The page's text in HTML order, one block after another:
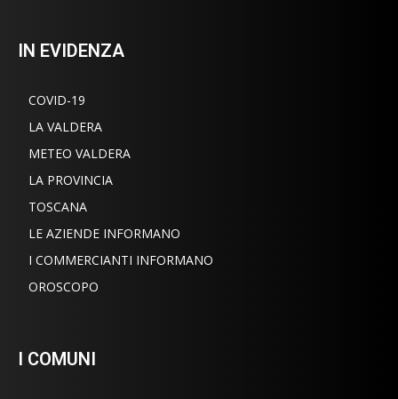
IN EVIDENZA
COVID-19
LA VALDERA
METEO VALDERA
LA PROVINCIA
TOSCANA
LE AZIENDE INFORMANO
I COMMERCIANTI INFORMANO
OROSCOPO
I COMUNI